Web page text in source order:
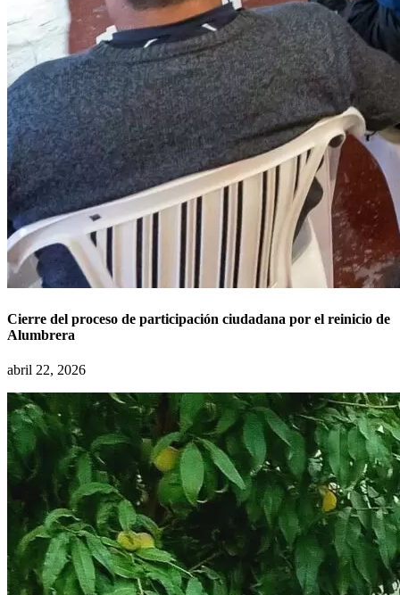
Cierre del proceso de participación ciudadana por el reinicio de
Alumbrera
abril 22, 2026